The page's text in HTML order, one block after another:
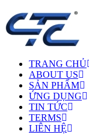
TRANG CHỦ
ABOUT US
SẢN PHẨM
ỨNG DỤNG
TIN TỨC
TERMS
LIÊN HỆ